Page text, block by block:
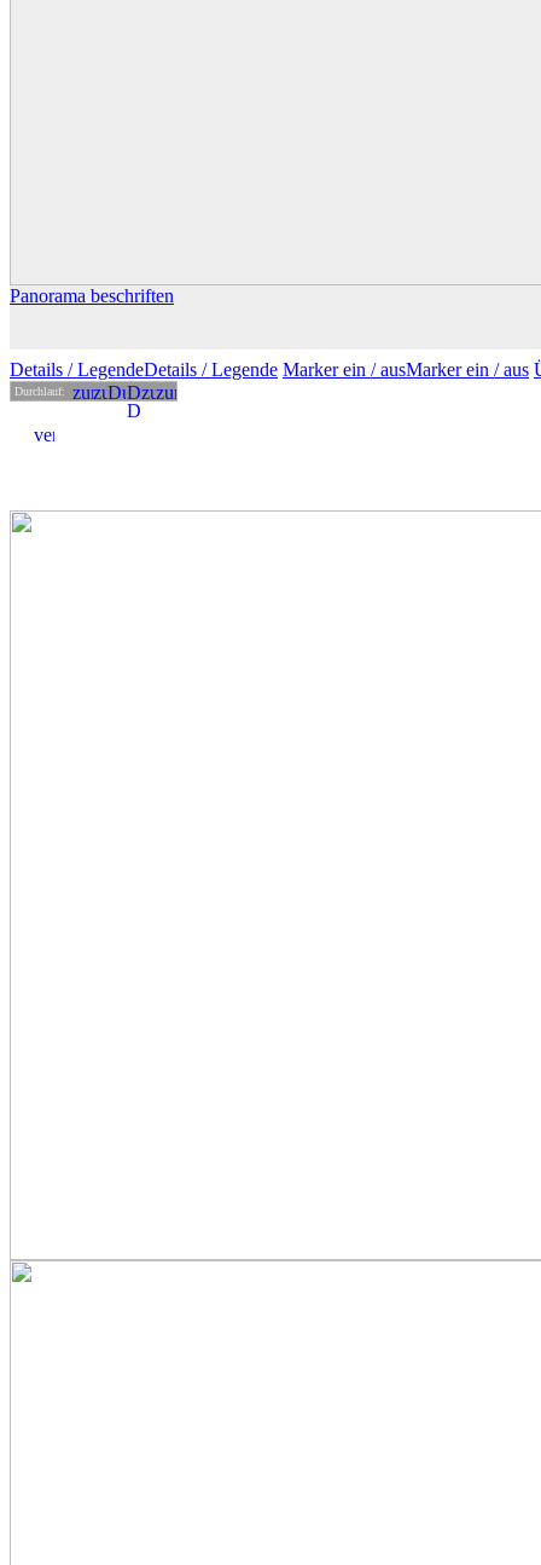
Panorama beschriften
Details / LegendeDetails /Legende Marker ein /ausMarkerein / aus
Durchlauf: